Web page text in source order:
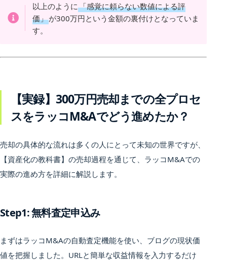
以上のように「感覚に頼らない数値による評
価」が300万円という金額の裏付けとなっていま
す。
【実録】300万円売却までの全プロセ
スをラッコM&Aでどう進めたか？
売却の具体的な流れは多くの人にとって未知の世界ですが、
【資産化の教科書】の売却過程を通じて、ラッコM&Aでの
実際の進め方を詳細に解説します。
Step1: 無料査定申込み
まずはラッコM&Aの自動査定機能を使い、ブログの現状価
値を把握しました。URLと簡単な収益情報を入力するだけ